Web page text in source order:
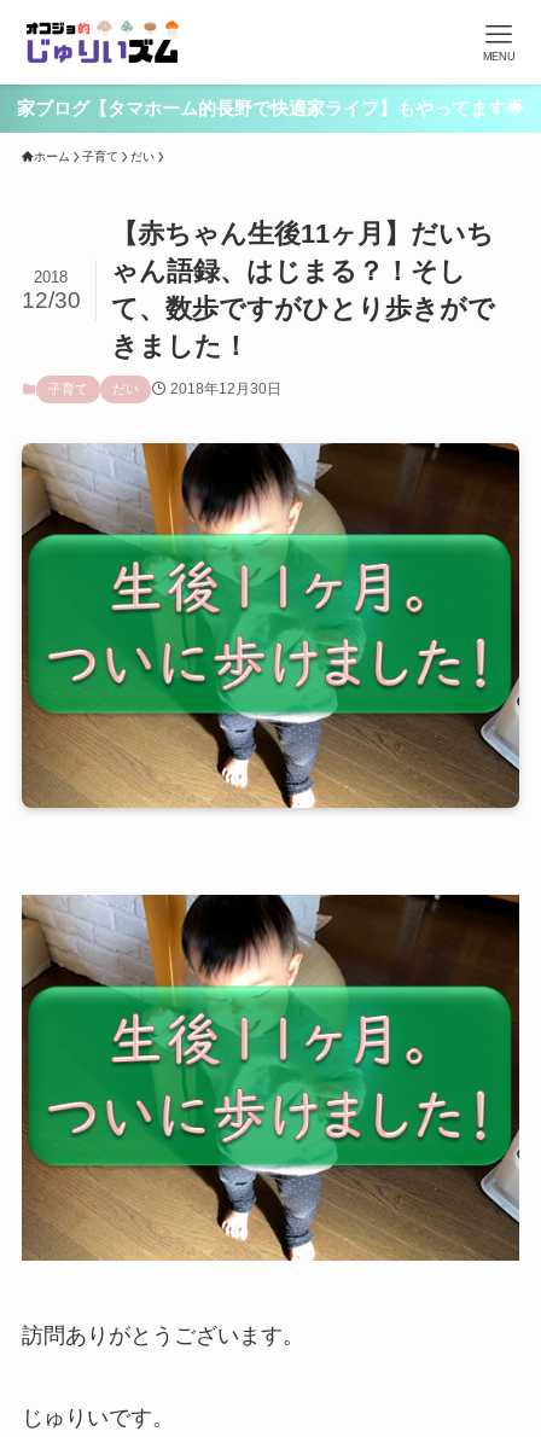
MENU
家ブログ【タマホーム的長野で快適家ライフ】もやってます🌟
ホーム 子育て だい
【赤ちゃん生後11ヶ月】だいち
ゃん語録、はじまる？！そし
て、数歩ですがひとり歩きがで
きました！
2018
12/30
子育て だい 2018年12月30日
訪問ありがとうございます。
じゅりいです。